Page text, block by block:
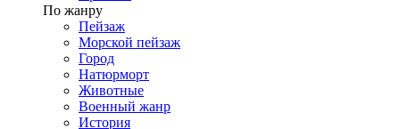
По жанру
Пейзаж
Морской пейзаж
Город
Натюрморт
Животные
Военный жанр
История